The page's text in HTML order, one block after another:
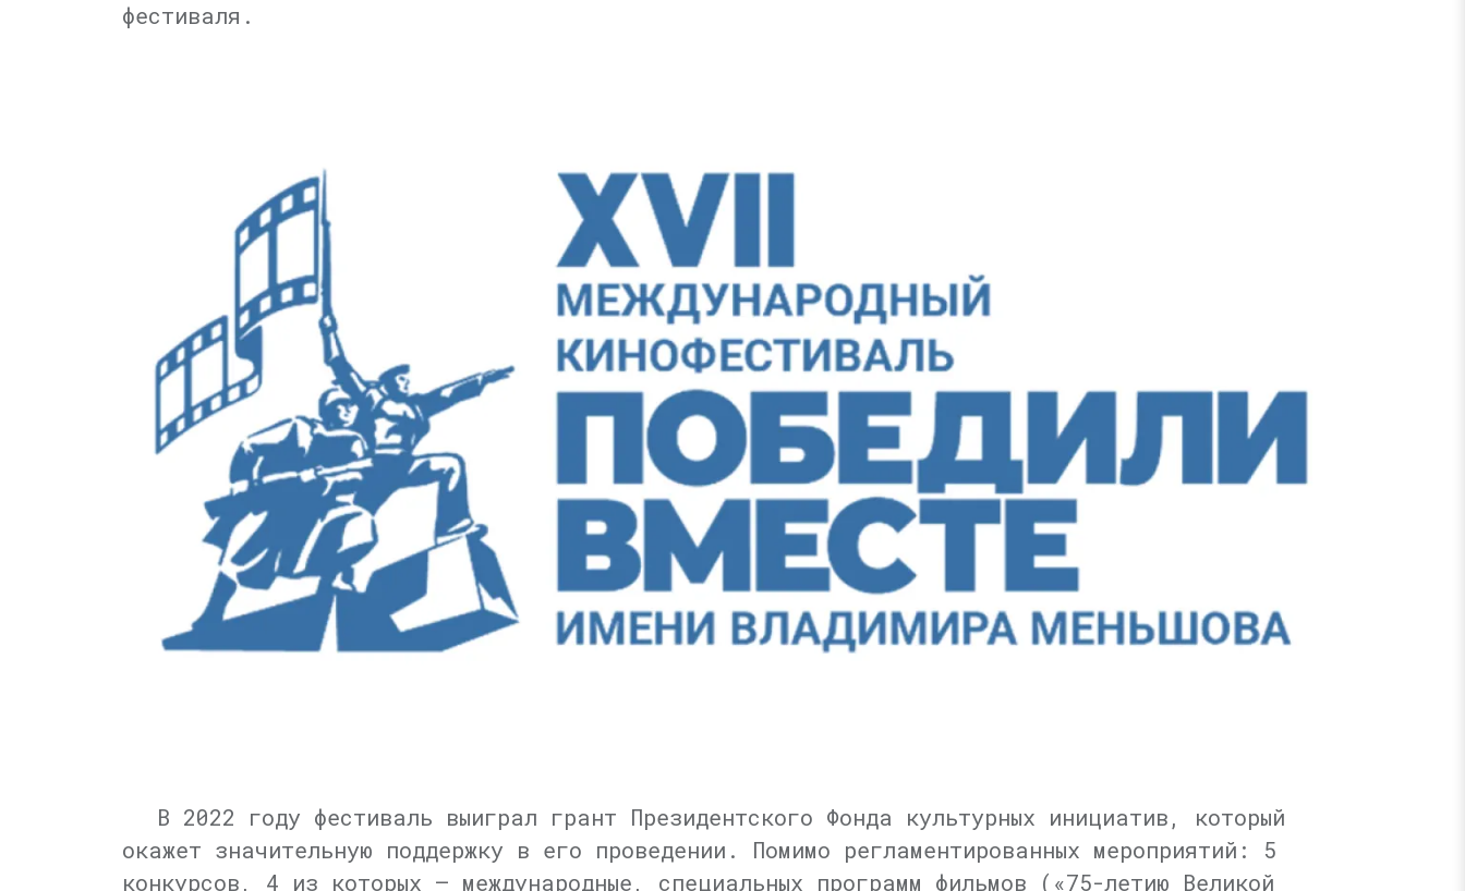
фестиваля.
В 2022 году фестиваль выиграл грант Президентского Фонда культурных инициатив, который
окажет значительную поддержку в его проведении. Помимо регламентированных мероприятий: 5
конкурсов, 4 из которых — международные, специальных программ фильмов («75-летию Великой